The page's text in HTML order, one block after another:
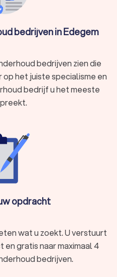
hebben een gemiddelde
u een goede keuze voor uw
kiezen die bij u past.
bedrijven in Edegem
bedrijven zien die
op het juiste specialisme en
bedrijf u het meeste
opdracht
wat u zoekt. U verstuurt
gratis naar maximaal 4
bedrijven.